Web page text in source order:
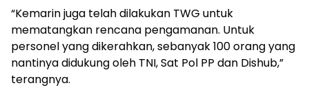
“Kemarin juga telah dilakukan TWG untuk
mematangkan rencana pengamanan. Untuk
personel yang dikerahkan, sebanyak 100 orang yang
nantinya didukung oleh TNI, Sat Pol PP dan Dishub,”
terangnya.